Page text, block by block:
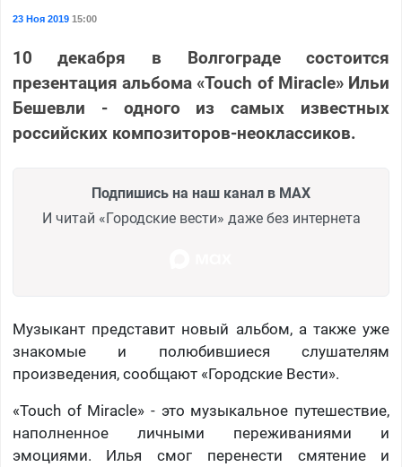
23 Ноя 201915:00
10 декабря в Волгограде состоится
презентация альбома «Touch of Miracle» Ильи
Бешевли - одного из самых известных
российских композиторов-неоклассиков.
Подпишись на наш канал в MAX
И читай «Городские вести» даже без интернета
Музыкант представит новый альбом, а также уже
знакомые и полюбившиеся слушателям
произведения, сообщают «Городские Вести».
«Touch of Miracle» - это музыкальное путешествие,
наполненное личными переживаниями и
эмоциями. Илья смог перенести смятение и